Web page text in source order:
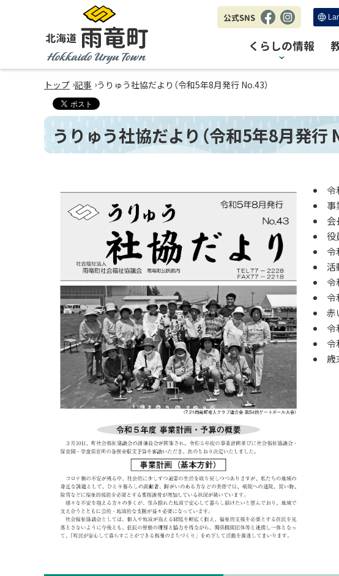
北海道 雨竜町
Hokkaido Uryu Town
公式SNS
Fac
eb
oo
Ins
tag
ra
m
くらしの情報
トップ ›記事 ›うりゅう社協だより（令和5年8月発行 No.43）
うりゅう社協だより（令和5年8月発行
令
事
会
役
令
活
令
令
赤
令
令
歳